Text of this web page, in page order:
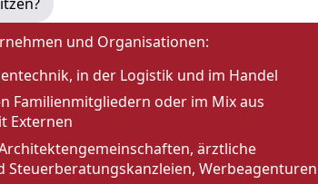
und Organisationen:
in der Logistik und im Handel
Familienmitgliedern oder im Mix aus
Externen
Architektengemeinschaften, ärztliche
Steuerberatungskanzleien, Werbeagenturen